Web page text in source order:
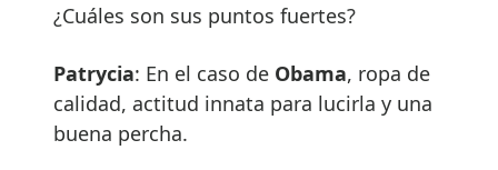
¿Cuáles son sus puntos fuertes?
Patrycia: En el caso de Obama, ropa de
calidad, actitud innata para lucirla y una
buena percha.